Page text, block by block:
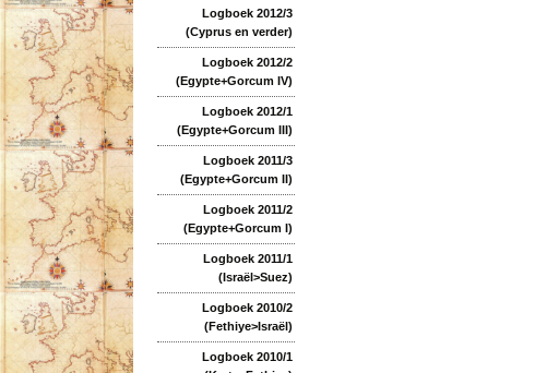
Logboek 2012/3
(Cyprus en verder)
Logboek 2012/2
(Egypte+Gorcum IV)
Logboek 2012/1
(Egypte+Gorcum III)
Logboek 2011/3
(Egypte+Gorcum II)
Logboek 2011/2
(Egypte+Gorcum I)
Logboek 2011/1
(Israël>Suez)
Logboek 2010/2
(Fethiye>Israël)
Logboek 2010/1